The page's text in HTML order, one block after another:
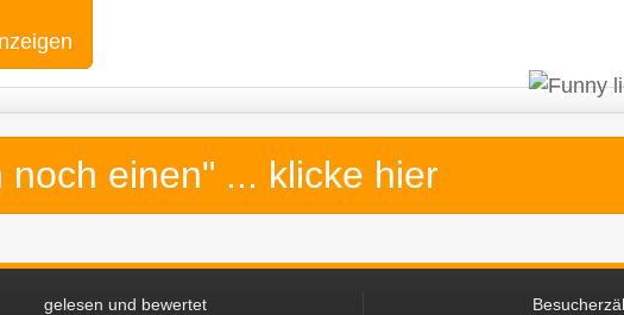
noch einen" ... klicke hier
gelesen und bewertet